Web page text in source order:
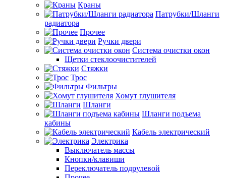
Краны
Патрубки/Шланги
радиатора
Прочее
Ручки двери
Система очистки окон
Щетки стеклоочистителей
Стяжки
Трос
Фильтры
Хомут глушителя
Шланги
Шланги подъема
кабины
Кабель электрический
Электрика
Выключатель массы
Кнопки/клавиши
Переключатель подрулевой